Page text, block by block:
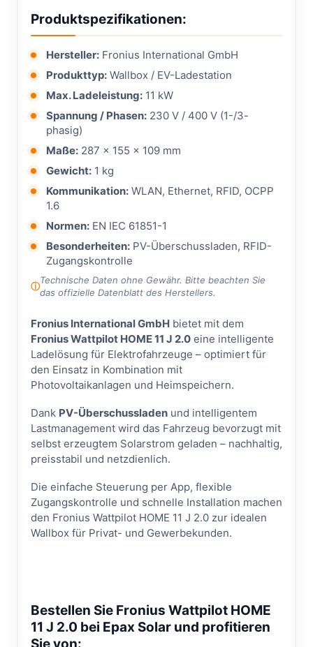
Produktspezifikationen:
Hersteller: Fronius International GmbH
Produkttyp: Wallbox / EV-Ladestation
Max. Ladeleistung: 11 kW
Spannung / Phasen: 230 V / 400 V (1-/3-
phasig)
Maße: 287 × 155 × 109 mm
Gewicht: 1 kg
Kommunikation: WLAN, Ethernet, RFID, OCPP
1.6
Normen: EN IEC 61851-1
Besonderheiten: PV-Überschussladen, RFID-
Zugangskontrolle
Technische Daten ohne Gewähr. Bitte beachten Sie
das offizielle Datenblatt des Herstellers.
Fronius International GmbH bietet mit dem
Fronius Wattpilot HOME 11 J 2.0 eine intelligente
Ladelösung für Elektrofahrzeuge – optimiert für
den Einsatz in Kombination mit
Photovoltaikanlagen und Heimspeichern.
Dank PV-Überschussladen und intelligentem
Lastmanagement wird das Fahrzeug bevorzugt mit
selbst erzeugtem Solarstrom geladen – nachhaltig,
preisstabil und netzdienlich.
Die einfache Steuerung per App, flexible
Zugangskontrolle und schnelle Installation machen
den Fronius Wattpilot HOME 11 J 2.0 zur idealen
Wallbox für Privat- und Gewerbekunden.
Bestellen Sie Fronius Wattpilot HOME
11 J 2.0 bei Epax Solar und profitieren